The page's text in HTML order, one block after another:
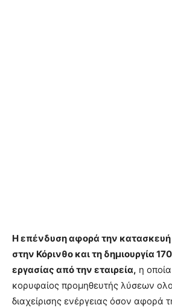
Η επένδυση αφορά την
στην Κόρινθο και τη δημιουργία
εργασίας από την εταιρεία, η
κορυφαίος προμηθευτής λύσεων
διαχείρισης ενέργειας όσον αφορά